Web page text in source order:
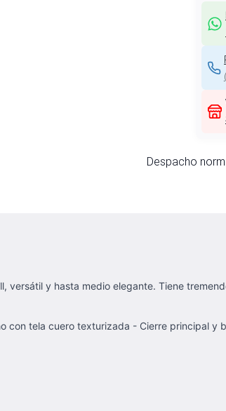
Despacho
versátil y hasta medio elegante. Tiene
con tela cuero texturizada - Cierre principal